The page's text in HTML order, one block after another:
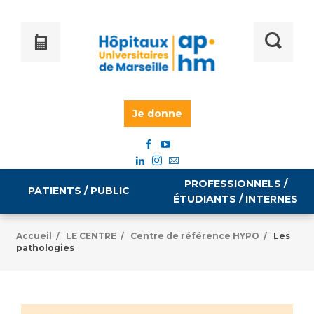
Je donne
PATIENTS / PUBLIC
Informations pratiques
PROFESSIONNELS /
ÉTUDIANTS / INTERNES
Égalité professionnelle
Accueil / LE CENTRE / Centre de référence HYPO /
Les
pathologies